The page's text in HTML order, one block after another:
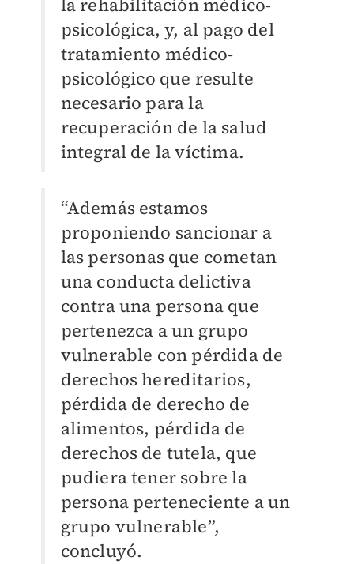
la rehabilitación médico-
psicológica, y, al pago del
tratamiento médico-
psicológico que resulte
necesario para la
recuperación de la salud
integral de la víctima.
“Además estamos
proponiendo sancionar a
las personas que cometan
una conducta delictiva
contra una persona que
pertenezca a un grupo
vulnerable con pérdida de
derechos hereditarios,
pérdida de derecho de
alimentos, pérdida de
derechos de tutela, que
pudiera tener sobre la
persona perteneciente a un
grupo vulnerable”,
concluyó.